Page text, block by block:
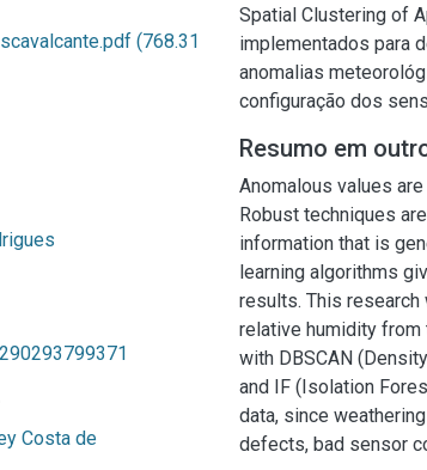
(768.31
Costa de
Spatial Clustering of
implementados para
anomalias
configuração dos
Resumo em
Anomalous values
Robust techniques
information that is
learning algorithms
results. This
relative humidity
with DBSCAN
and IF (Isolation
data, since
defects, bad sensor